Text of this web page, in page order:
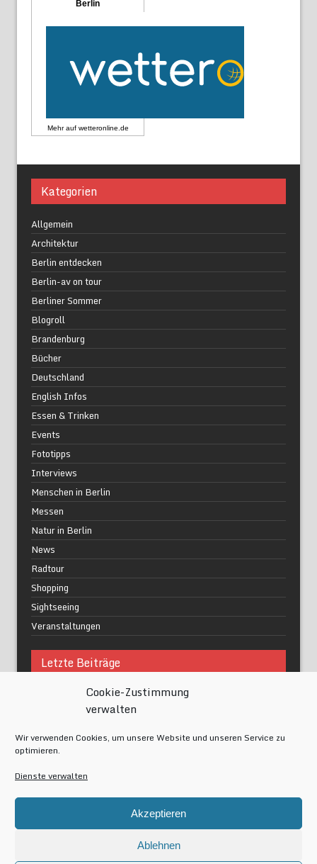
Cookie-Zustimmung
verwalten
Wir verwenden Cookies, um unsere Website und unseren Service zu
optimieren.
Dienste verwalten
Akzeptieren
Ablehnen
Berlin
Mehr auf wetteronline.de
Kategorien
Allgemein
Architektur
Berlin entdecken
Berlin-av on tour
Berliner Sommer
Blogroll
Brandenburg
Bücher
Deutschland
English Infos
Essen & Trinken
Events
Fototipps
Interviews
Menschen in Berlin
Messen
Natur in Berlin
News
Radtour
Shopping
Sightseeing
Veranstaltungen
Letzte Beiträge
Was macht urbane Lebensqualität wirklich aus?
Grüne Oasen in Berlin
Festival of Lights Berlin 2024
Gesund schlafen im modernen Alltag